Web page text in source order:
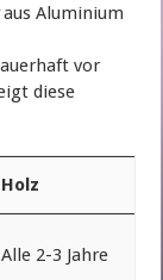
aus Aluminium
vor
diese
Holz
Alle 2-3 Jahre